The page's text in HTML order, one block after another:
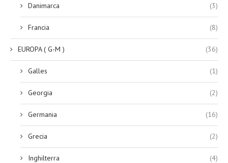
Danimarca (3)
Francia (8)
EUROPA ( G-M ) (36)
Galles (1)
Georgia (2)
Germania (16)
Grecia (2)
Inghilterra (4)